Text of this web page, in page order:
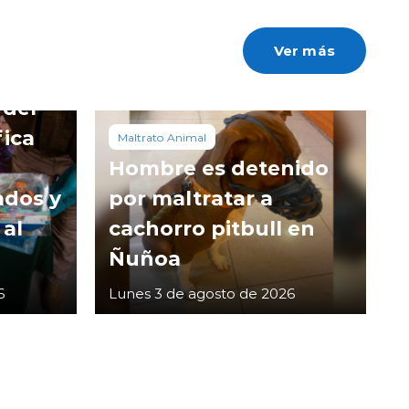
Ver más
y
Maltrato Animal
Hombre es detenido
por maltratar a
cachorro pitbull en
Ñuñoa
Lunes 3 de agosto de 2026